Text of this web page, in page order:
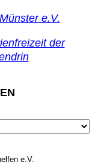
e.V.
der
e.V.